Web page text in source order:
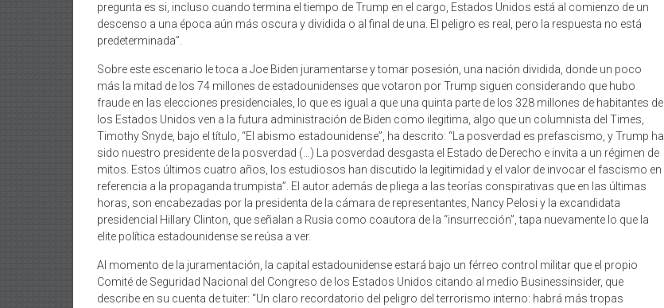
pregunta es si, incluso cuando termina el tiempo de Trump en el cargo, Estados Unidos está al comienzo de un
descenso a una época aún más oscura y dividida o al final de una. El peligro es real, pero la respuesta no está
predeterminada”.
Sobre este escenario le toca a Joe Biden juramentarse y tomar posesión, una nación dividida, donde un poco
más la mitad de los 74 millones de estadounidenses que votaron por Trump siguen considerando que hubo
fraude en las elecciones presidenciales, lo que es igual a que una quinta parte de los 328 millones de habitantes de
los Estados Unidos ven a la futura administración de Biden como ilegitima, algo que un columnista del Times,
Timothy Snyde, bajo el título, “El abismo estadounidense”, ha descrito: “La posverdad es prefascismo, y Trump ha
sido nuestro presidente de la posverdad (…) La posverdad desgasta el Estado de Derecho e invita a un régimen de
mitos. Estos últimos cuatro años, los estudiosos han discutido la legitimidad y el valor de invocar el fascismo en
referencia a la propaganda trumpista”. El autor además de pliega a las teorías conspirativas que en las últimas
horas, son encabezadas por la presidenta de la cámara de representantes, Nancy Pelosi y la excandidata
presidencial Hillary Clinton, que señalan a Rusia como coautora de la “insurrección”, tapa nuevamente lo que la
elite política estadounidense se reúsa a ver.
Al momento de la juramentación, la capital estadounidense estará bajo un férreo control militar que el propio
Comité de Seguridad Nacional del Congreso de los Estados Unidos citando al medio Businessinsider, que
describe en su cuenta de tuiter: “Un claro recordatorio del peligro del terrorismo interno: habrá más tropas